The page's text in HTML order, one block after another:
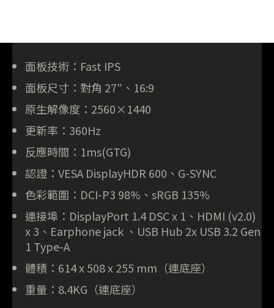
面板技術：Fast IPS
面板尺寸：對角 27″、16:9
原生解像度：2560×1440
更新率：360Hz
反應時間：1ms(GTG)
認證：VESA DisplayHDR 600、G-SYNC
色彩範圍：DCI-P3 98%、sRGB 135%
連接埠：DisplayPort 1.4 DSC x 1、HDMI (v2.0)
x 3、Earphone jack 、USB Hub 2x USB 3.2 Gen
1 Type-A
體積：614 x 508 x 255 mm（連底座）
重量：8.4KG（連底座）